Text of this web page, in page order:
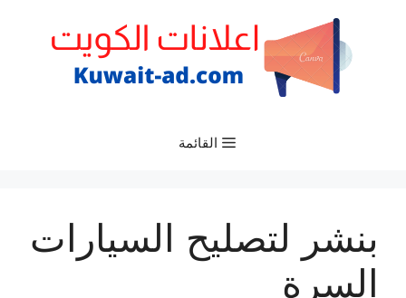
القائمة
بنشر لتصليح السيارات
السرة